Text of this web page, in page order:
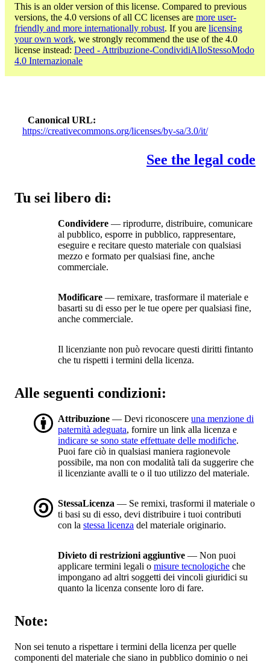
This is an older version of this license. Compared to previous
versions, the 4.0 versions of all CC licenses are more user-
friendly and more internationally robust. If you are licensing
your own work, we strongly recommend the use of the 4.0
license instead: Deed - Attribuzione-CondividiAlloStessoModo
4.0 Internazionale
Canonical URL
https://creativecommons.org/licenses/by-sa/3.0/it/
See the legal code
Tu sei libero di:
Condividere — riprodurre, distribuire, comunicare
al pubblico, esporre in pubblico, rappresentare,
eseguire e recitare questo materiale con qualsiasi
mezzo e formato per qualsiasi fine, anche
commerciale.
Modificare — remixare, trasformare il materiale e
basarti su di esso per le tue opere per qualsiasi fine,
anche commerciale.
Il licenziante non può revocare questi diritti fintanto
che tu rispetti i termini della licenza.
Alle seguenti condizioni:
Attribuzione — Devi riconoscere una menzione di
paternità adeguata, fornire un link alla licenza e
indicare se sono state effettuate delle modifiche.
Puoi fare ciò in qualsiasi maniera ragionevole
possibile, ma non con modalità tali da suggerire che
il licenziante avalli te o il tuo utilizzo del materiale.
StessaLicenza — Se remixi, trasformi il materiale o
ti basi su di esso, devi distribuire i tuoi contributi
con la stessa licenza del materiale originario.
Divieto di restrizioni aggiuntive — Non puoi
applicare termini legali o misure tecnologiche che
impongano ad altri soggetti dei vincoli giuridici su
quanto la licenza consente loro di fare.
Note:
Non sei tenuto a rispettare i termini della licenza per quelle
componenti del materiale che siano in pubblico dominio o nei